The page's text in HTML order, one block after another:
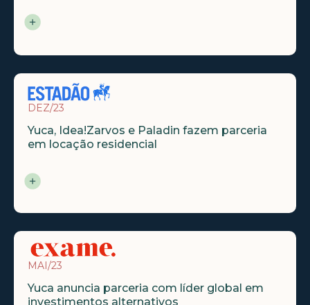
DEZ/23
Yuca, Idea!Zarvos e Paladin fazem parceria
em locação residencial
MAI/23
Yuca anuncia parceria com líder global em
investimentos alternativos